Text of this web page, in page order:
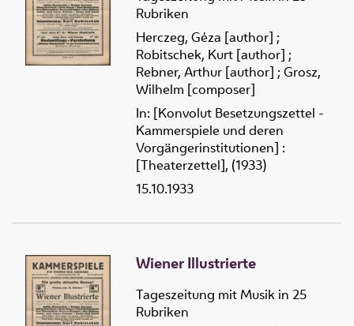
Rubriken
Herczeg, Géza [author] ;
Robitschek, Kurt [author] ;
Rebner, Arthur [author] ; Grosz,
Wilhelm [composer]
In: [Konvolut Besetzungszettel -
Kammerspiele und deren
Vorgängerinstitutionen] :
[Theaterzettel], (1933)
15.10.1933
Wiener Illustrierte
Tageszeitung mit Musik in 25
Rubriken